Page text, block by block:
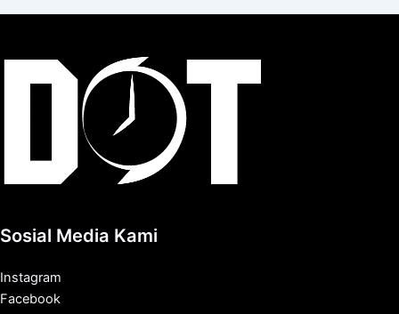
Sosial Media Kami
Instagram
Facebook